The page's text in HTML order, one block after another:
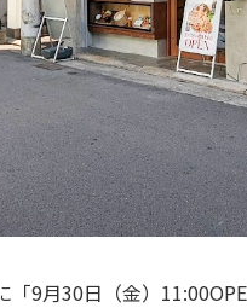
9月30日（金）